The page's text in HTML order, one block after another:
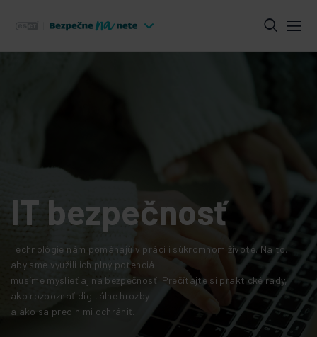
IT bezpečnosť
Technológie nám pomáhajú v práci i súkromnom živote. Na to,
aby sme využili ich plný potenciál
musíme myslieť aj na bezpečnosť. Prečítajte si praktické rady,
ako rozpoznať digitálne hrozby
a ako sa pred nimi ochrániť.